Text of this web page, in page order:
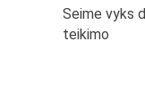
Seime vyks
teikimo